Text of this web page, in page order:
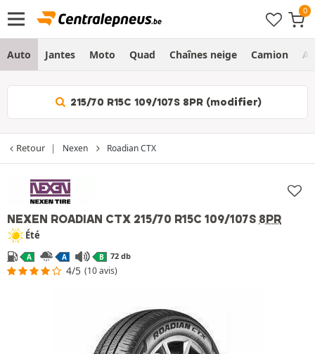
Auto Jantes Moto Quad Chaînes neige Camion
215/70 R15C 109/107S 8PR (modifier)
Retour Nexen Roadian CTX
NEXEN ROADIAN CTX 215/70 R15C 109/107S 8PR
Été
A A B 72 db
4/5 (10 avis)